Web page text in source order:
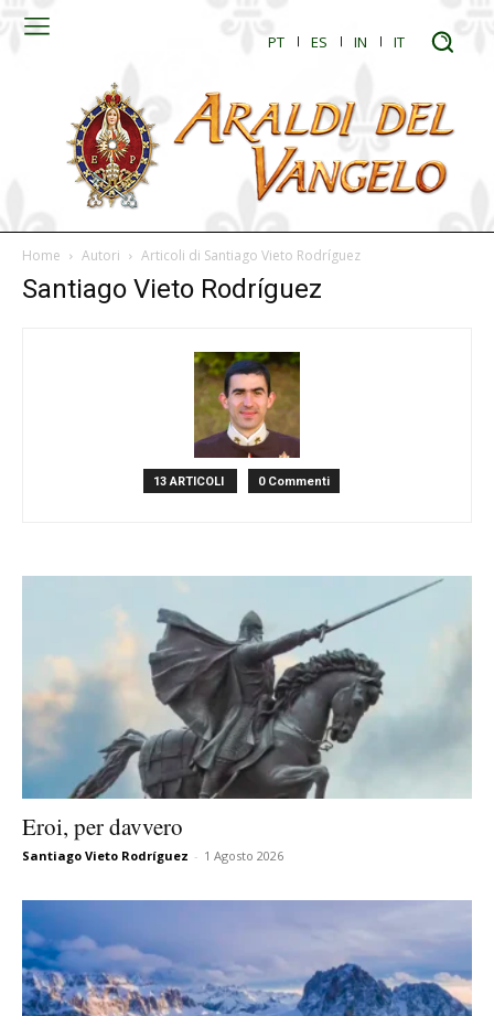
PT ES IN IT
Home Autori Articoli di Santiago Vieto Rodríguez
Santiago Vieto Rodríguez
13 ARTICOLI 0 Commenti
Eroi, per davvero
Santiago Vieto Rodríguez - 1 Agosto 2026